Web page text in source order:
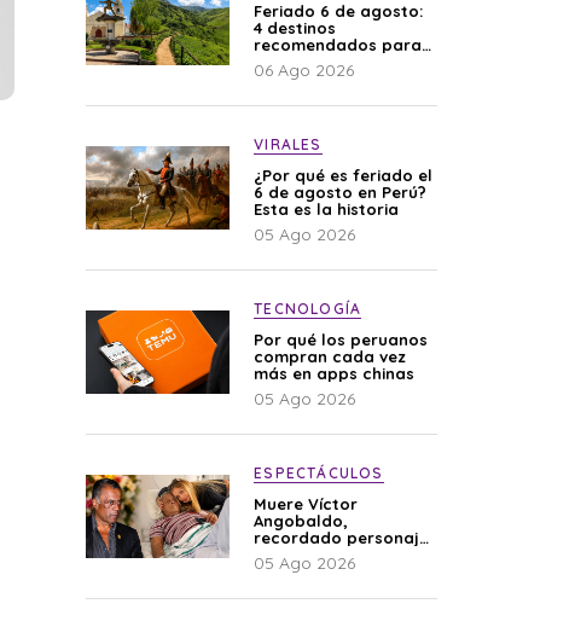
Feriado 6 de agosto:
4 destinos
recomendados para
disfrutar el descanso
06 Ago 2026
VIRALES
¿Por qué es feriado el
6 de agosto en Perú?
Esta es la historia
05 Ago 2026
TECNOLOGÍA
Por qué los peruanos
compran cada vez
más en apps chinas
05 Ago 2026
ESPECTÁCULOS
Muere Víctor
Angobaldo,
recordado personaje
de la farándula y
expareja de Shirley
05 Ago 2026